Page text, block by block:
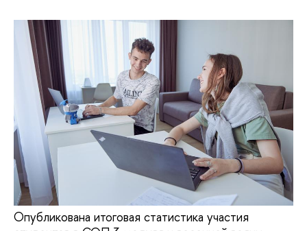
Опубликована итоговая статистика участия